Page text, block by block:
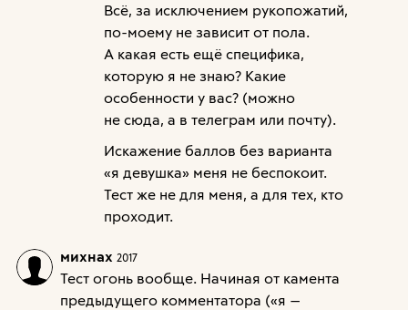
Всё, за исключением рукопожатий,
по-моему не зависит от пола.
А какая есть ещё специфика,
которую я не знаю? Какие
особенности у вас? (можно
не сюда, а в телеграм или почту).
Искажение баллов без варианта
«я девушка» меня не беспокоит.
Тест же не для меня, а для тех, кто
проходит.
михнах 2017
Тест огонь вообще. Начиная от камента
предыдущего комментатора («я —